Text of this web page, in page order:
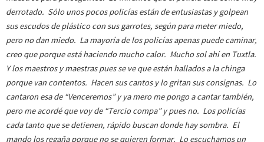
derrotado. Sólo unos pocos policías están de entusiastas y golpean
sus escudos de plástico con sus garrotes, según para meter miedo,
pero no dan miedo. La mayoría de los policías apenas puede caminar,
creo que porque está haciendo mucho calor. Mucho sol ahí en Tuxtla.
Y los maestros y maestras pues se ve que están hallados a la chinga
porque van contentos. Hacen sus cantos y lo gritan sus consignas. Lo
cantaron esa de “Venceremos” y ya mero me pongo a cantar también,
pero me acordé que voy de “Tercio compa” y pues no. Los policías
cada tanto que se detienen, rápido buscan donde hay sombra. El
mando los regaña porque no se quieren formar. Lo escuchamos un